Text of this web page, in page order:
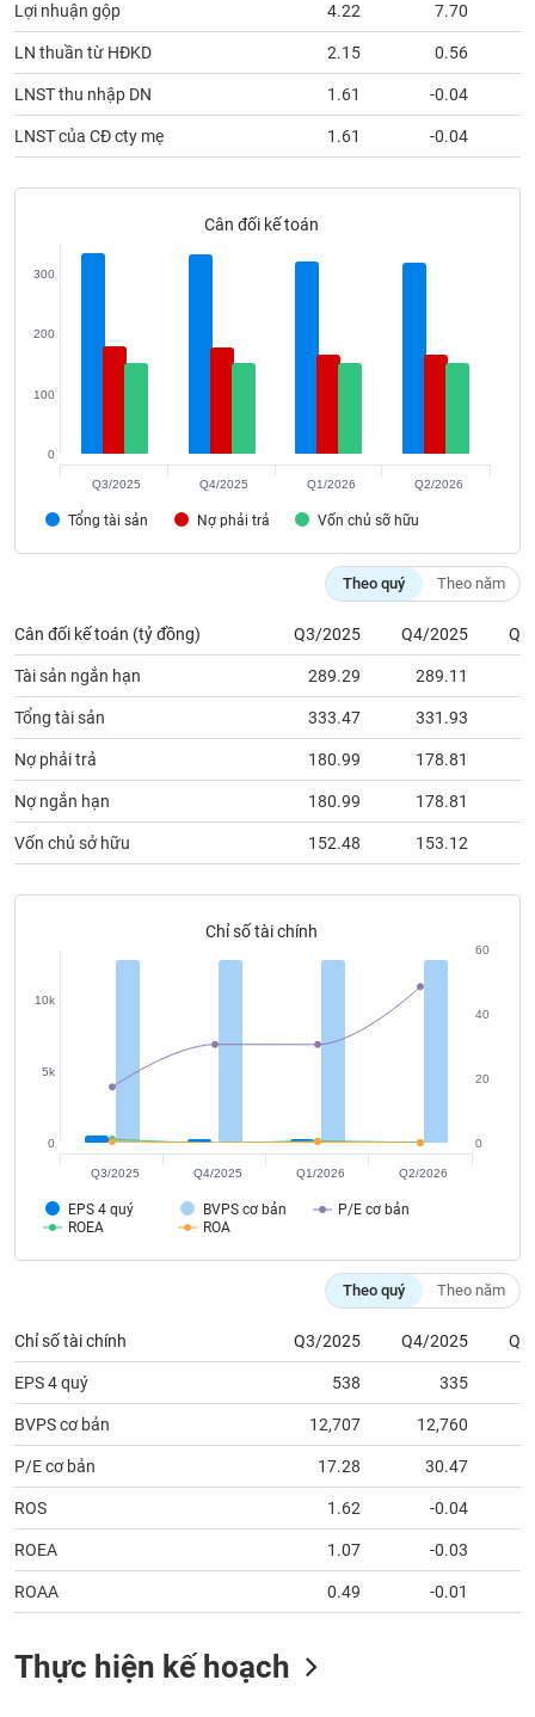
Lợi nhuận gộp 4.22 7.70
LN thuần từ HĐKD 2.15 0.56
LNST thu nhập DN 1.61 -0.04
LNST của CĐ cty mẹ 1.61 -0.04
Cân đối kế toán
Tổng tài sản Nợ phải trả Vốn chủ sỡ hữu
0
100
200
300
Q3/2025 Q4/2025 Q1/2026 Q2/2026
Theo quý Theo năm
Cân đối kế toán (tỷ đồng) Q3/2025 Q4/2025
Tài sản ngắn hạn 289.29 289.11
Tổng tài sản 333.47 331.93
Nợ phải trả 180.99 178.81
Nợ ngắn hạn 180.99 178.81
Vốn chủ sở hữu 152.48 153.12
Chỉ số tài chính
EPS 4 quý BVPS cơ bản
P/E cơ bản
ROEA
ROA
0
5k
10k
0
20
40
60
Q3/2025 Q4/2025 Q1/2026 Q2/2026
Theo quý Theo năm
Chỉ số tài chính Q3/2025 Q4/2025
EPS 4 quý 538 335
BVPS cơ bản 12,707 12,760
P/E cơ bản 17.28 30.47
ROS 1.62 -0.04
ROEA 1.07 -0.03
ROAA 0.49 -0.01
Thực hiện kế hoạch
Bài
viết
của
giả
(-)
Báo
(-)
(-)
Dịch
Sách
tài
chính
cụ
Truyền
chính